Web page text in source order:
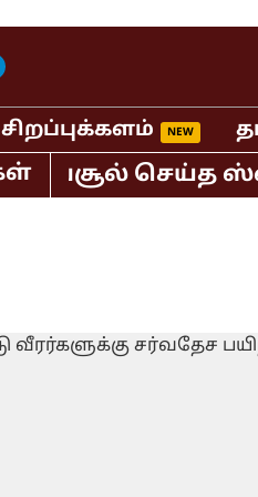
சிறப்புக்களம்
வசூல் செய்த